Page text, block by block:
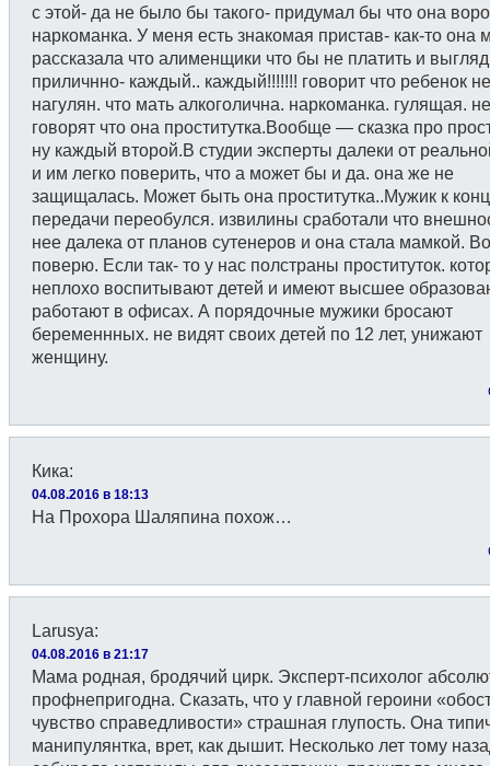
с этой- да не было бы такого- придумал бы что она
наркоманка. У меня есть знакомая пристав- как-то она
рассказала что алименщики что бы не платить и
приличнно- каждый.. каждый!!!!!!! говорит что ребенок
нагулян. что мать алкоголична. наркоманка. гулящая.
говорят что она проститутка.Вообще — сказка про
ну каждый второй.В студии эксперты далеки от
и им легко поверить, что а может бы и да. она же не
защищалась. Может быть она проститутка..Мужик к
передачи переобулся. извилины сработали что
нее далека от планов сутенеров и она стала мамкой.
поверю. Если так- то у нас полстраны проституток.
неплохо воспитывают детей и имеют высшее
работают в офисах. А порядочные мужики бросают
беременнных. не видят своих детей по 12 лет, унижают
женщину.
Кика:
04.08.2016 в 18:13
На Прохора Шаляпина похож…
Larusya:
04.08.2016 в 21:17
Мама родная, бродячий цирк. Эксперт-психолог
профнепригодна. Сказать, что у главной героини
чувство справедливости» страшная глупость. Она
манипулянтка, врет, как дышит. Несколько лет тому